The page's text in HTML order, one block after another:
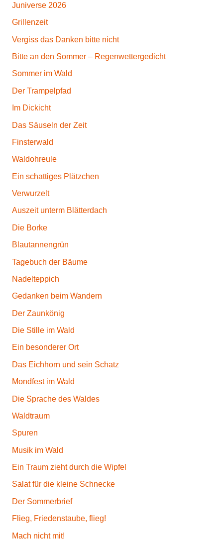
Juniverse 2026
Grillenzeit
Vergiss das Danken bitte nicht
Bitte an den Sommer – Regenwettergedicht
Sommer im Wald
Der Trampelpfad
Im Dickicht
Das Säuseln der Zeit
Finsterwald
Waldohreule
Ein schattiges Plätzchen
Verwurzelt
Auszeit unterm Blätterdach
Die Borke
Blautannengrün
Tagebuch der Bäume
Nadelteppich
Gedanken beim Wandern
Der Zaunkönig
Die Stille im Wald
Ein besonderer Ort
Das Eichhorn und sein Schatz
Mondfest im Wald
Die Sprache des Waldes
Waldtraum
Spuren
Musik im Wald
Ein Traum zieht durch die Wipfel
Salat für die kleine Schnecke
Der Sommerbrief
Flieg, Friedenstaube, flieg!
Mach nicht mit!